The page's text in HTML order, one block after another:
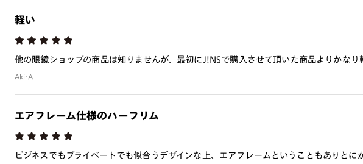
軽い
他の眼鏡ショップの商品は知りませんが、最初にJ!NSで購入させて頂いた商品よりかなり
AkirA
エアフレーム仕様のハーフリム
ビジネスでもプライベートでも似合うデザインな上、エアフレームということもありとに